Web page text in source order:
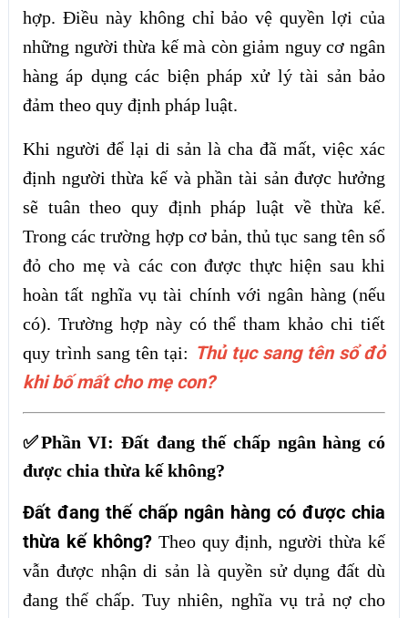
hợp. Điều này không chỉ bảo vệ quyền lợi của
những người thừa kế mà còn giảm nguy cơ ngân
hàng áp dụng các biện pháp xử lý tài sản bảo
đảm theo quy định pháp luật.
Khi người để lại di sản là cha đã mất, việc xác
định người thừa kế và phần tài sản được hưởng
sẽ tuân theo quy định pháp luật về thừa kế.
Trong các trường hợp cơ bản, thủ tục sang tên sổ
đỏ cho mẹ và các con được thực hiện sau khi
hoàn tất nghĩa vụ tài chính với ngân hàng (nếu
có). Trường hợp này có thể tham khảo chi tiết
quy trình sang tên tại: Thủ tục sang tên sổ đỏ
khi bố mất cho mẹ con?
✅Phần VI: Đất đang thế chấp ngân hàng có
được chia thừa kế không?
Đất đang thế chấp ngân hàng có được chia
thừa kế không?Theo quy định, người thừa kế
vẫn được nhận di sản là quyền sử dụng đất dù
đang thế chấp. Tuy nhiên, nghĩa vụ trả nợ cho